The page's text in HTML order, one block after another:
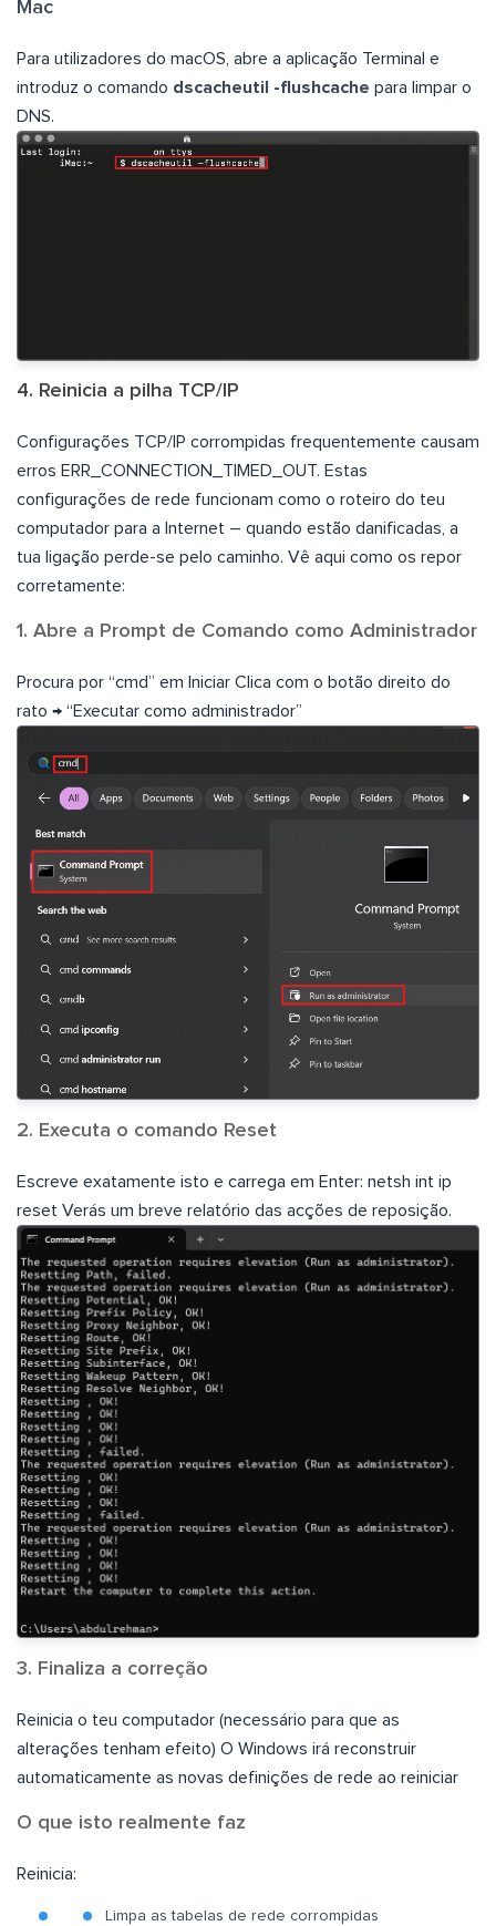
Mac
Para utilizadores do macOS, abre a aplicação Terminal e
introduz o comando dscacheutil -flushcache para limpar o
DNS.
4. Reinicia a pilha TCP/IP
Configurações TCP/IP corrompidas frequentemente causam
erros ERR_CONNECTION_TIMED_OUT. Estas
configurações de rede funcionam como o roteiro do teu
computador para a Internet – quando estão danificadas, a
tua ligação perde-se pelo caminho. Vê aqui como os repor
corretamente:
1. Abre a Prompt de Comando como Administrador
Procura por “cmd” em Iniciar Clica com o botão direito do
rato → “Executar como administrador”
2. Executa o comando Reset
Escreve exatamente isto e carrega em Enter: netsh int ip
reset Verás um breve relatório das acções de reposição.
3. Finaliza a correção
Reinicia o teu computador (necessário para que as
alterações tenham efeito) O Windows irá reconstruir
automaticamente as novas definições de rede ao reiniciar
O que isto realmente faz
Reinicia:
Limpa as tabelas de rede corrompidas